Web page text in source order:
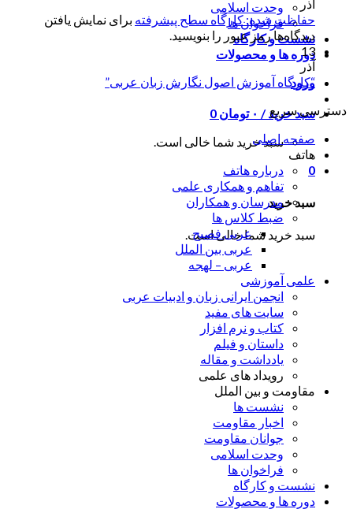
وحدت اسلامی
فراخوان ها
نشست و کارگاه
دوره ها و محصولات
ورود
سبد خرید / ۰ تومان 0
سبد خرید شما خالی است.
0
سبد خرید
سبد خرید شما خالی است.
آذر
حفاظت شده: کارگاه سطح پیشرفته برای نمایش یافتن
دیدگاه‌ها رمز عبور را بنویسید.
13
آذر
“کارگاه آموزش اصول نگارش زبان عربی”
دسترسی سریع
صفحه اصلی
هاتف
درباره هاتف
تفاهم و همکاری علمی
مدرسان و همکاران
ضبط کلاس ها
عربی فصیح
عربی بین الملل
عربی – لهجه
علمی آموزشی
انجمن ایرانی زبان و ادبیات عربی
سایت های مفید
کتاب و نرم افزار
داستان و فیلم
یادداشت و مقاله
رویداد های علمی
مقاومت و بین الملل
نشست ها
اخبار مقاومت
جوانان مقاومت
وحدت اسلامی
فراخوان ها
نشست و کارگاه
دوره ها و محصولات